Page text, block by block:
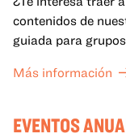
contenidos de
guiada para
mejor lo que se
Más información
EVENTOS